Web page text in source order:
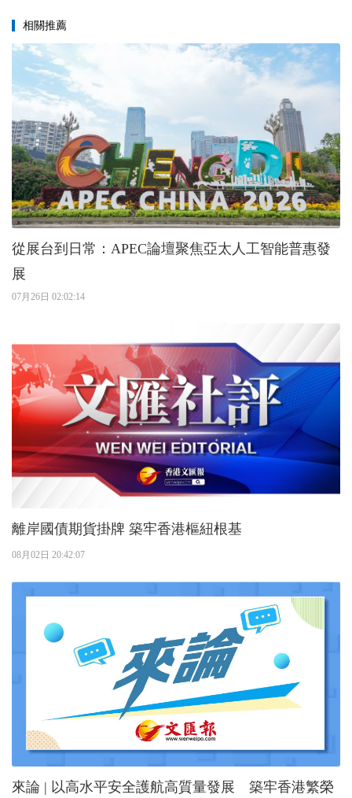
相關推薦
從展台到日常：APEC論壇聚焦亞太人工智能普惠發
展
07月26日 02:02:14
離岸國債期貨掛牌 築牢香港樞紐根基
08月02日 20:42:07
來論 | 以高水平安全護航高質量發展 築牢香港繁榮